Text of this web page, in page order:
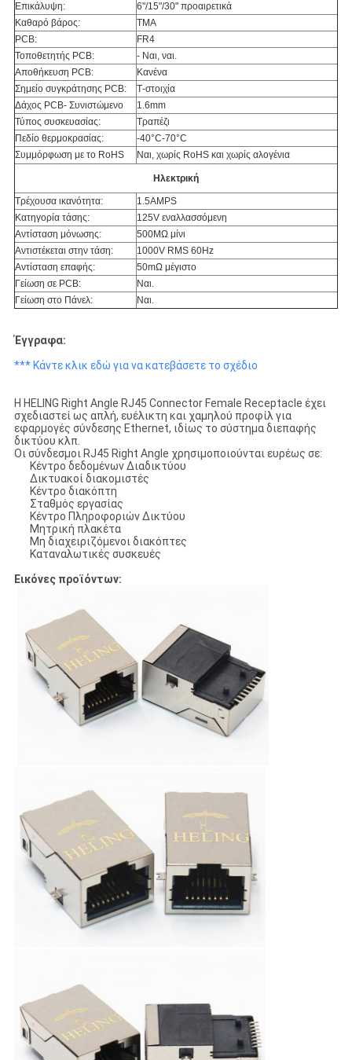
Επικάλυψη:
6"/15"/30" προαιρετικά
Καθαρό βάρος:
ΤΜΑ
PCB:
FR4
Τοποθετητής PCB:
- Ναι, ναι.
Αποθήκευση PCB:
Κανένα
Σημείο συγκράτησης PCB:
Τ-στοιχία
Δάχος PCB- Συνιστώμενο
1.6mm
Τύπος συσκευασίας:
Τραπέζι
Πεδίο θερμοκρασίας:
-40°C-70°C
Συμμόρφωση με το RoHS
Ναι, χωρίς RoHS και χωρίς αλογένια
Ηλεκτρική
Τρέχουσα ικανότητα:
1.5AMPS
Κατηγορία τάσης:
125V εναλλασσόμενη
Αντίσταση μόνωσης:
500MΩ μίνι
Αντιστέκεται στην τάση:
1000V RMS 60Hz
Αντίσταση επαφής:
50mΩ μέγιστο
Γείωση σε PCB:
Ναι.
Γείωση στο Πάνελ:
Ναι.
Έγγραφα:
*** Κάντε κλικ εδώ για να κατεβάσετε το σχέδιο
Η HELING Right Angle RJ45 Connector Female Receptacle έχει
σχεδιαστεί ως απλή, ευέλικτη και χαμηλού προφίλ για
εφαρμογές σύνδεσης Ethernet, ιδίως το σύστημα διεπαφής
δικτύου κλπ.
Οι σύνδεσμοι RJ45 Right Angle χρησιμοποιούνται ευρέως σε:
Κέντρο δεδομένων Διαδικτύου
Δικτυακοί διακομιστές
Κέντρο διακόπτη
Σταθμός εργασίας
Κέντρο Πληροφοριών Δικτύου
Μητρική πλακέτα
Μη διαχειριζόμενοι διακόπτες
Καταναλωτικές συσκευές
Εικόνες προϊόντων: